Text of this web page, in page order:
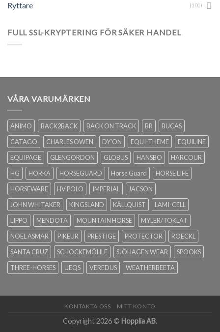
Ryttare (101)
FULL SSL-KRYPTERING FÖR SÄKER HANDEL
VÅRA VARUMÄRKEN
ANIMO BACK2BACK BACK ON TRACK BR
BUCAS
CATAGO
CHARLES OWEN DY'ON EQUI-THEME
EQUILINE
EQUIPAGE
GLENGORDON GLOBUS HANSBO
HARCOUR
HG
HORKA HORSEGUARD Horse Guard
HORSE LIFE
HORSEWARE
HV POLO IMPERIAL
JACSON
JOHN WHITAKER
KINGSLAND KÄLLQUIST
LAMI-CELL
LIPPO
MENDOTA MOUNTAIN HORSE
MYLER/TOKLAT
NOEL ASMAR
PIKEUR PRESTIGE PROTECTOR
ROECKL
SANTA CRUZ
SCHOCKEMÖHLE SJÖHAGEN WEAR
SPOOKS
THREE-HORSES
UEQS VEREDUS WEATHERBEETA
KONTAKTA OSS MITT KONTO
Copyright 2026 © Hopplia AB.